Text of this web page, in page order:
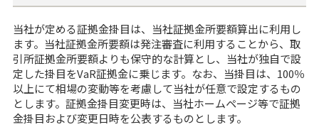
当社が定める証拠金掛目は、当社証拠金所要額算出に利用し
ます。当社証拠金所要額は発注審査に利用することから、取
引所証拠金所要額よりも保守的な計算とし、当社が独自で設
定した掛目をVaR証拠金に乗じます。なお、当掛目は、100％
以上にて相場の変動等を考慮して当社が任意で設定するもの
とします。証拠金掛目変更時は、当社ホームページ等で証拠
金掛目および変更日時を公表するものとします。